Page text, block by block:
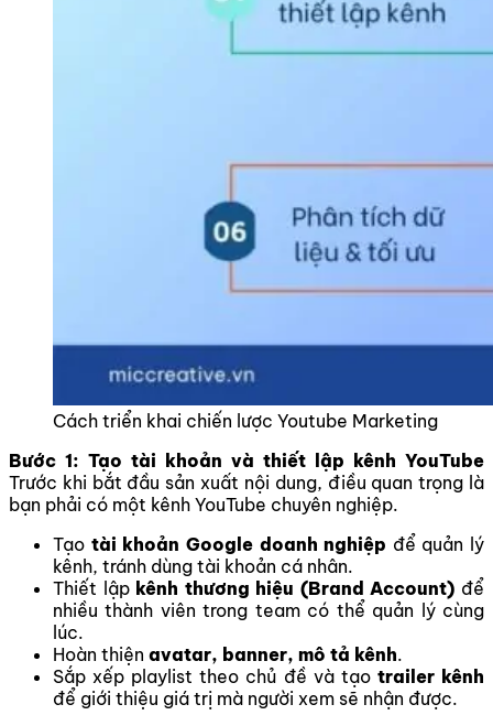
Cách triển khai chiến lược Youtube Marketing
Bước 1: Tạo tài khoản và thiết lập kênh YouTube
Trước khi bắt đầu sản xuất nội dung, điều quan trọng là
bạn phải có một kênh YouTube chuyên nghiệp.
Tạo tài khoản Google doanh nghiệp để quản lý
kênh, tránh dùng tài khoản cá nhân.
Thiết lập kênh thương hiệu (Brand Account) để
nhiều thành viên trong team có thể quản lý cùng
lúc.
Hoàn thiện avatar, banner, mô tả kênh.
Sắp xếp playlist theo chủ đề và tạo trailer kênh
để giới thiệu giá trị mà người xem sẽ nhận được.